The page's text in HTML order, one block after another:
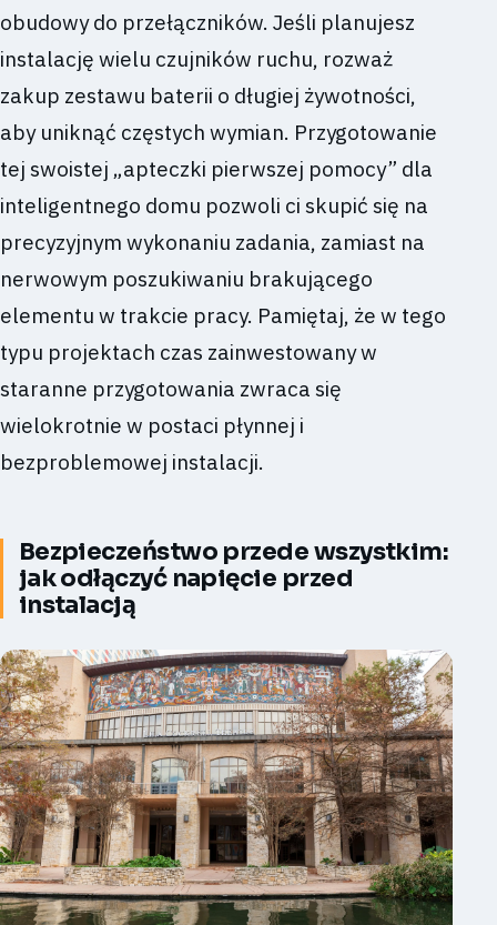
obudowy do przełączników. Jeśli planujesz
instalację wielu czujników ruchu, rozważ
zakup zestawu baterii o długiej żywotności,
aby uniknąć częstych wymian. Przygotowanie
tej swoistej „apteczki pierwszej pomocy” dla
inteligentnego domu pozwoli ci skupić się na
precyzyjnym wykonaniu zadania, zamiast na
nerwowym poszukiwaniu brakującego
elementu w trakcie pracy. Pamiętaj, że w tego
typu projektach czas zainwestowany w
staranne przygotowania zwraca się
wielokrotnie w postaci płynnej i
bezproblemowej instalacji.
Bezpieczeństwo przede wszystkim:
jak odłączyć napięcie przed
instalacją